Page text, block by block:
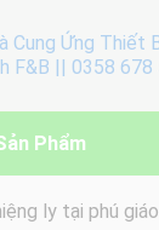
Phẩm
ly tại phú giáo